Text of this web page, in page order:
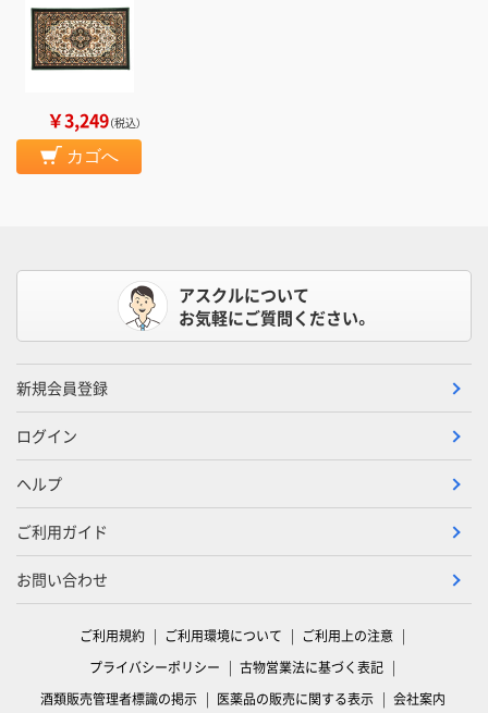
￥3,249（税込）
カゴへ
アスクルについて
お気軽にご質問ください。
新規会員登録
ログイン
ヘルプ
ご利用ガイド
お問い合わせ
ご利用規約 ご利用環境について
ご利用上の注意
プライバシーポリシー
古物営業法に基づく表記
酒類販売管理者標識の掲示
医薬品の販売に関する表示 会社案内